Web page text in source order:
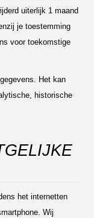
uiterlijk 1 maand
je toestemming
voor toekomstige
Het kan
historische
het internetten
Wij